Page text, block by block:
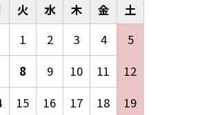
火 水 木 金
土
1
2 3 4
5
8 9 10 11
12
15 16 17 18
19